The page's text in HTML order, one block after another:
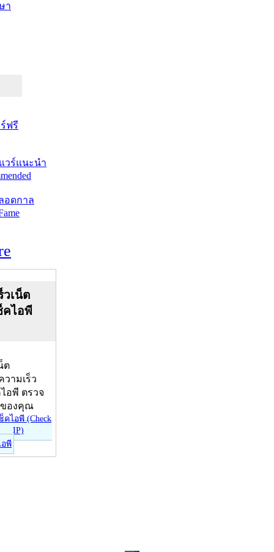
า
ฟรี
วร์แนะนำ
อดกาล
วเน็ต
คไอพี
ต
วามเร็ว
อพี ตรวจ
ของคุณ
อพี